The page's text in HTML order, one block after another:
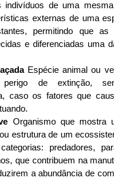
indivíduos de uma
externas de uma
permitindo que as
e diferenciadas uma
Espécie animal ou
de extinção,
caso os fatores que
Organismo que mostra
estrutura de um
predadores,
que contribuem na
a abundância de